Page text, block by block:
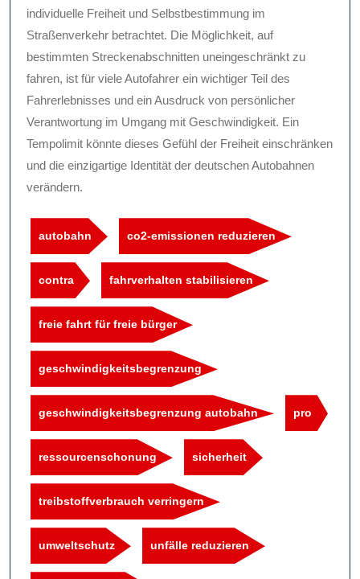
individuelle Freiheit und Selbstbestimmung im
Straßenverkehr betrachtet. Die Möglichkeit, auf
bestimmten Streckenabschnitten uneingeschränkt zu
fahren, ist für viele Autofahrer ein wichtiger Teil des
Fahrerlebnisses und ein Ausdruck von persönlicher
Verantwortung im Umgang mit Geschwindigkeit. Ein
Tempolimit könnte dieses Gefühl der Freiheit einschränken
und die einzigartige Identität der deutschen Autobahnen
verändern.
autobahn co2-emissionen reduzieren
contra fahrverhalten stabilisieren
freie fahrt für freie bürger
geschwindigkeitsbegrenzung
geschwindigkeitsbegrenzung autobahn pro
ressourcenschonung sicherheit
treibstoffverbrauch verringern
umweltschutz unfälle reduzieren